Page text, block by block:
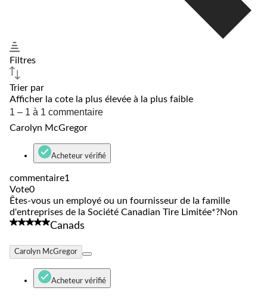
Filtres
Trier par
Afficher la cote la plus élevée à la plus faible
1
1
1 – 1 à 1 commentaire
Carolyn McGregor
Acheteur vérifié
commentaire1
Vote0
Êtes-vous un employé ou un fournisseur de la famille
d'entreprises de la Société Canadian Tire Limitée*?Non
5 étoile(s) sur 5.
Canads
Carolyn McGregor
Acheteur vérifié